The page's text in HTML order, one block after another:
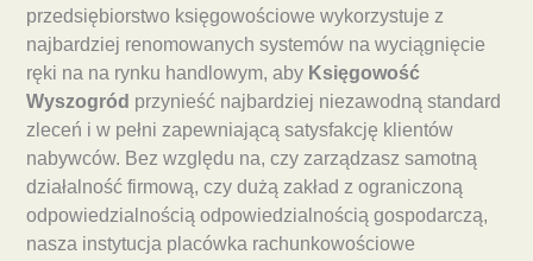
przedsiębiorstwo księgowościowe wykorzystuje z
najbardziej renomowanych systemów na wyciągnięcie
ręki na na rynku handlowym, aby Księgowość
Wyszogród przynieść najbardziej niezawodną standard
zleceń i w pełni zapewniającą satysfakcję klientów
nabywców. Bez względu na, czy zarządzasz samotną
działalność firmową, czy dużą zakład z ograniczoną
odpowiedzialnością odpowiedzialnością gospodarczą,
nasza instytucja placówka rachunkowościowe